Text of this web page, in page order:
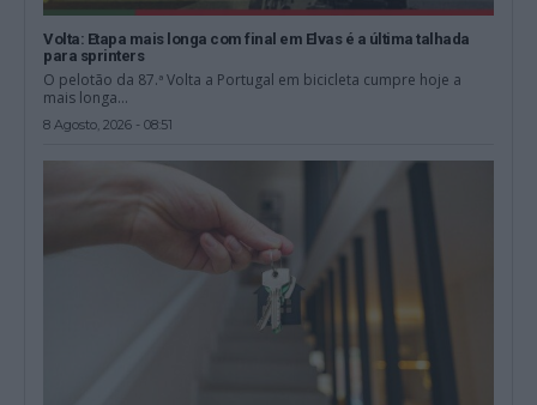
Volta: Etapa mais longa com final em Elvas é a última talhada
para sprinters
O pelotão da 87.ª Volta a Portugal em bicicleta cumpre hoje a
mais longa...
8 Agosto, 2026 - 08:51